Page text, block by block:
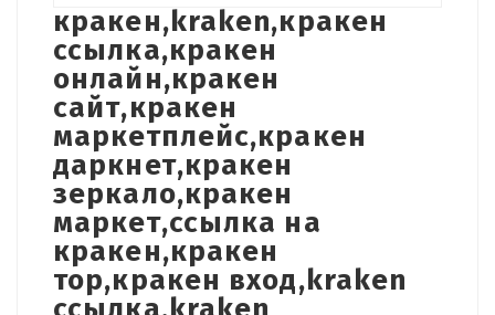
кракен,kraken,кракен
ссылка,кракен
онлайн,кракен
сайт,кракен
маркетплейс,кракен
даркнет,кракен
зеркало,кракен
маркет,ссылка на
кракен,кракен
тор,кракен вход,kraken